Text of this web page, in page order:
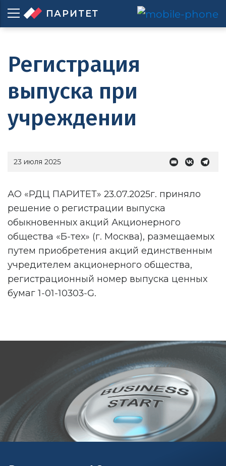
ПАРИТЕТ
Регистрация
выпуска при
учреждении
23 июля 2025
АО «РДЦ ПАРИТЕТ» 23.07.2025г. приняло
решение о регистрации выпуска
обыкновенных акций Акционерного
общества «Б-тех» (г. Москва), размещаемых
путем приобретения акций единственным
учредителем акционерного общества,
регистрационный номер выпуска ценных
бумаг 1-01-10303-G.